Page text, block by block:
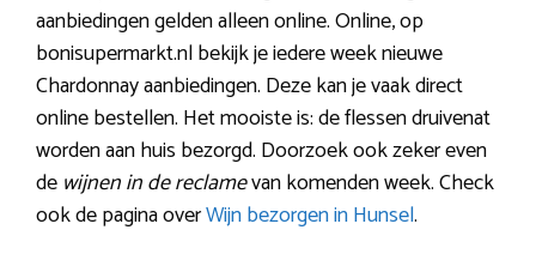
aanbiedingen gelden alleen online. Online, op
bonisupermarkt.nl bekijk je iedere week nieuwe
Chardonnay aanbiedingen. Deze kan je vaak direct
online bestellen. Het mooiste is: de flessen druivenat
worden aan huis bezorgd. Doorzoek ook zeker even
de wijnen in de reclamevan komenden week. Check
ook de pagina overWijn bezorgen in Hunsel.